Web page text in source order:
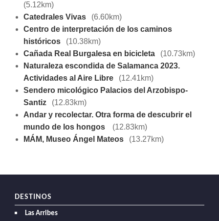
(5.12km)
Catedrales Vivas
(6.60km)
Centro de interpretación de los caminos
históricos
(10.38km)
Cañada Real Burgalesa en bicicleta
(10.73km)
Naturaleza escondida de Salamanca 2023.
Actividades al Aire Libre
(12.41km)
Sendero micológico Palacios del Arzobispo-
Santiz
(12.83km)
Andar y recolectar. Otra forma de descubrir el
mundo de los hongos
(12.83km)
MÁM, Museo Ángel Mateos
(13.27km)
DESTINOS
Las Arribes